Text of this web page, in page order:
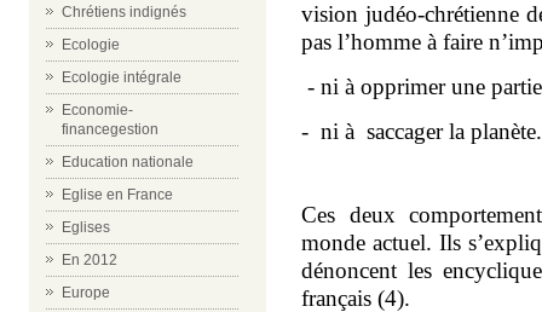
Chrétiens indignés
Ecologie
Ecologie intégrale
Economie-
financegestion
Education nationale
Eglise en France
Eglises
En 2012
Europe
vision judéo-chrétienne
pas l’homme à faire
- ni à opprimer une
- ni à saccager la planète.
Ces deux
monde actuel. Ils
dénoncent les
français (4).